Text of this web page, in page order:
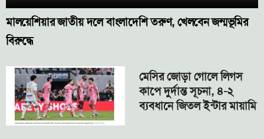
মালয়েশিয়ার জাতীয় দলে বাংলাদেশি তরুণ, খেলবেন জন্মভূমির
বিরুদ্ধে
মেসির জোড়া গোলে লিগস
কাপে দুর্দান্ত সূচনা, ৪-২
ব্যবধানে জিতল ইন্টার মায়ামি